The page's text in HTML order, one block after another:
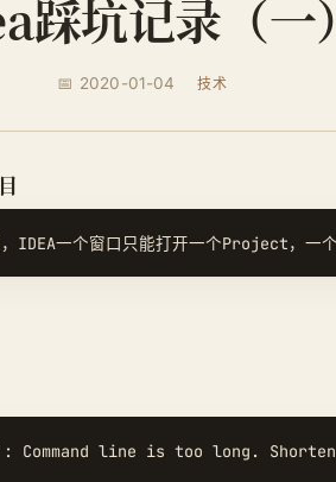
踩坑记录（一）
📅 2020-01-04 技术
line is too long. Shorten